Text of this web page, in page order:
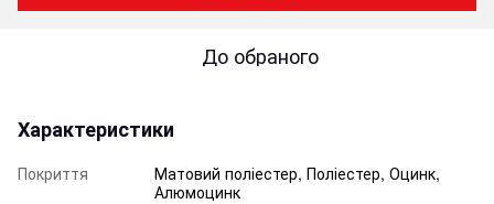
До обраного
Характеристики
Покриття
Матовий поліестер, Поліестер, Оцинк,
Алюмоцинк